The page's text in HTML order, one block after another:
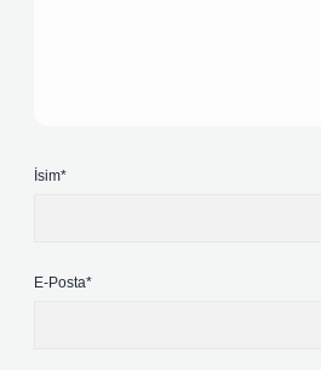
İsim*
E-Posta*